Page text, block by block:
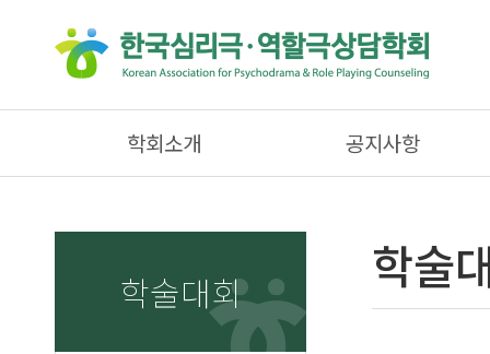
학회소개 공지사항
학술대회 학술